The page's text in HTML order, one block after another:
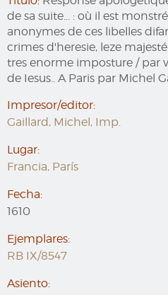
de sa suite... : où il est
anonymes de ces libelles
crimes d'heresie, leze
tres enorme imposture / par
de Iesus.. A Paris par Michel
Impresor/editor:
Gaillard, Michel, Imp.
Lugar:
Francia, París
Fecha:
1610
Ejemplares:
RB IX/8547
Asiento: